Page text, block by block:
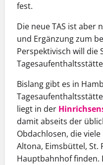
fest.
Die neue TAS ist aber
und Ergänzung zum
Perspektivisch will die
Bislang gibt es in
liegt in der
damit abseits der
Obdachlosen, die
Altona, Eimsbüttel,
Hauptbahnhof finden.